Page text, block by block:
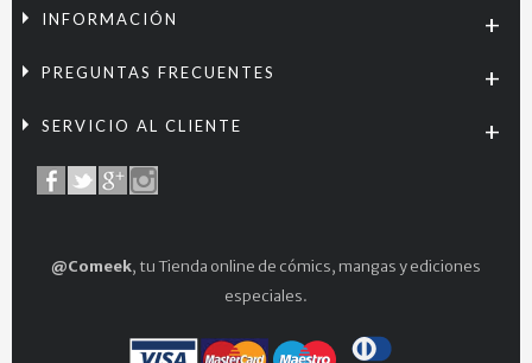
INFORMACIÓN
PREGUNTAS FRECUENTES
SERVICIO AL CLIENTE
@Comeek, tu Tienda online de cómics, mangas y ediciones
especiales.